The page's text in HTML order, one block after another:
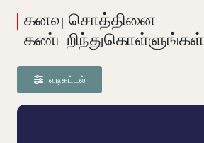
கனவு சொத்தினை
கண்டறிந்துகொள்ளுங்கள்
வடிகட்டல்